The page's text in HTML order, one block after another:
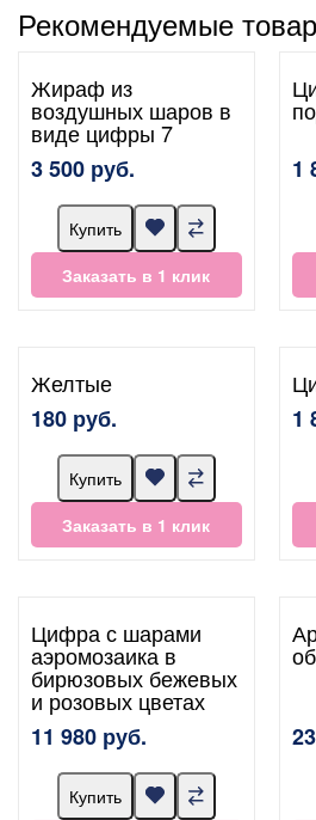
Рекомендуемые
Жираф из
воздушных шаров в
виде цифры 7
3 500 руб.
Купить
Заказать в 1 клик
1
Желтые
180 руб.
Купить
Заказать в 1 клик
1
Цифра с шарами
аэромозаика в
бирюзовых бежевых
и розовых цветах
11 980 руб.
Купить